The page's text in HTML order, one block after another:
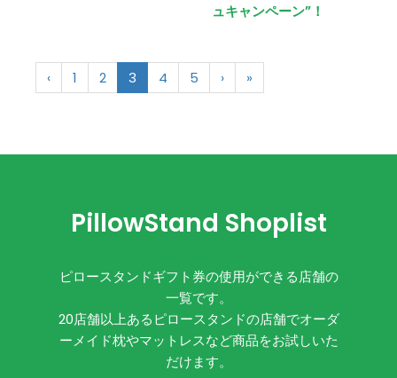
ュキャンペーン”！
‹ 1 2 3 4 5 › »
PillowStand Shoplist
ピロースタンドギフト券の使用ができる店舗の
一覧です。
20店舗以上あるピロースタンドの店舗でオーダ
ーメイド枕やマットレスなど商品をお試しいた
だけます。